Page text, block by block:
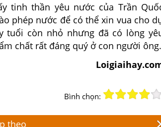
tinh thần yêu nước của Trần
phép nước để có thể xin vua cho
tuổi còn nhỏ nhưng đã có lòng
chất rất đáng quý ở con người ông.
Bình chọn:
theo